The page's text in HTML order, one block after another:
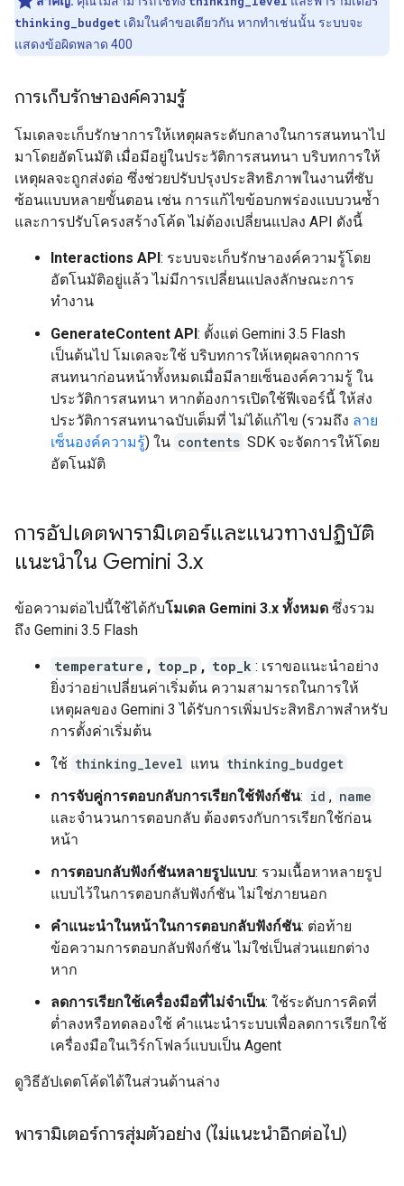
thinking_budget เดิมในคำขอเดียวกัน หากทำเช่นนั้น ระบบจะ
แสดงข้อผิดพลาด 400
การเก็บรักษาองค์ความรู้
โมเดลจะเก็บรักษาการให้เหตุผลระดับกลางในการสนทนาไป
มาโดยอัตโนมัติ เมื่อมีอยู่ในประวัติการสนทนา บริบทการให้
เหตุผลจะถูกส่งต่อ ซึ่งช่วยปรับปรุงประสิทธิภาพในงานที่ซับ
ซ้อนแบบหลายขั้นตอน เช่น การแก้ไขข้อบกพร่องแบบวนซ้ำ
และการปรับโครงสร้างโค้ด ไม่ต้องเปลี่ยนแปลง API ดังนี้
Interactions API: ระบบจะเก็บรักษาองค์ความรู้โดย
อัตโนมัติอยู่แล้ว ไม่มีการเปลี่ยนแปลงลักษณะการ
ทำงาน
GenerateContent API: ตั้งแต่ Gemini 3.5 Flash
เป็นต้นไป โมเดลจะใช้ บริบทการให้เหตุผลจากการ
สนทนาก่อนหน้าทั้งหมดเมื่อมีลายเซ็นองค์ความรู้ ใน
ประวัติการสนทนา หากต้องการเปิดใช้ฟีเจอร์นี้ ให้ส่ง
ประวัติการสนทนาฉบับเต็มที่ ไม่ได้แก้ไข (รวมถึง ลาย
เซ็นองค์ความรู้) ใน contents SDK จะจัดการให้โดย
อัตโนมัติ
การอัปเดตพารามิเตอร์และแนวทางปฏิบัติ
แนะนำใน Gemini 3.x
ข้อความต่อไปนี้ใช้ได้กับโมเดล Gemini 3.x ทั้งหมด ซึ่งรวม
ถึง Gemini 3.5 Flash
temperature , top_p , top_k : เราขอแนะนำอย่าง
ยิ่งว่าอย่าเปลี่ยนค่าเริ่มต้น ความสามารถในการให้
เหตุผลของ Gemini 3 ได้รับการเพิ่มประสิทธิภาพสำหรับ
การตั้งค่าเริ่มต้น
ใช้ thinking_level แทน thinking_budget
การจับคู่การตอบกลับการเรียกใช้ฟังก์ชัน: id , name
และจำนวนการตอบกลับ ต้องตรงกับการเรียกใช้ก่อน
หน้า
การตอบกลับฟังก์ชันหลายรูปแบบ: รวมเนื้อหาหลายรูป
แบบไว้ในการตอบกลับฟังก์ชัน ไม่ใช่ภายนอก
คำแนะนำในหน้าในการตอบกลับฟังก์ชัน: ต่อท้าย
ข้อความการตอบกลับฟังก์ชัน ไม่ใช่เป็นส่วนแยกต่าง
หาก
ลดการเรียกใช้เครื่องมือที่ไม่จำเป็น: ใช้ระดับการคิดที่
ต่ำลงหรือทดลองใช้ คำแนะนำระบบเพื่อลดการเรียกใช้
เครื่องมือในเวิร์กโฟลว์แบบเป็น Agent
ดูวิธีอัปเดตโค้ดได้ในส่วนด้านล่าง
พารามิเตอร์การสุ่มตัวอย่าง (ไม่แนะนำอีกต่อไป)